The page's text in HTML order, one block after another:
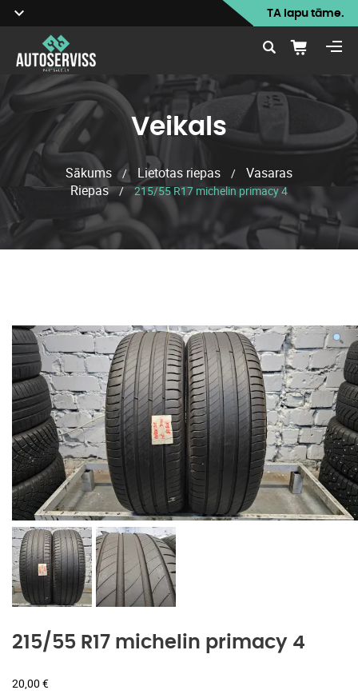
TA lapu tāme.
Veikals
Sākums / Lietotas riepas /
Vasaras
Riepas / 215/55 R17 michelin primacy 4
215/55 R17 michelin primacy 4
20,00 €